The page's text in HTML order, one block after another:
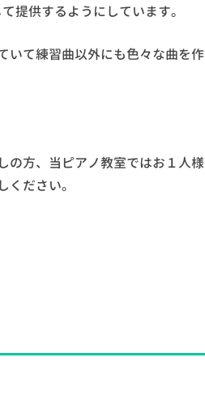
提供するようにしています。
いて練習曲以外にも色々な曲を作
の方、当ピアノ教室ではお１人様
ださい。